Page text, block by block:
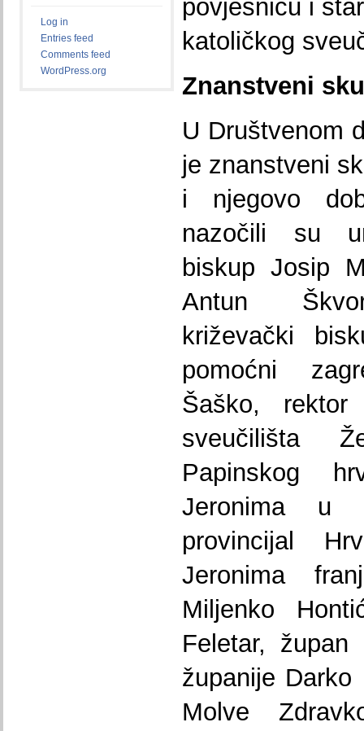
Log in
Entries feed
Comments feed
WordPress.org
povjesnicu i
katoličkog
Znanstveni
U Društvenom
je znanstveni
i njegovo
nazočili su
biskup Josip
Antun
križevački
pomoćni
Šaško, rektor
sveučilišta
Papinskog
Jeronima u
provincijal
Jeronima
Miljenko
Feletar, župan
županije Darko
Molve